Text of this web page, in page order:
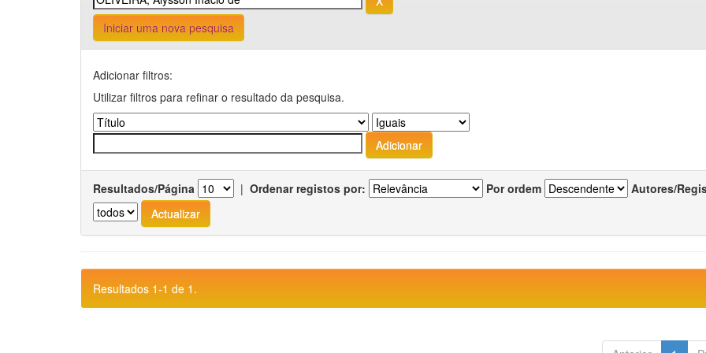
Iniciar uma nova pesquisa
Adicionar filtros:
Utilizar filtros para refinar o resultado da pesquisa.
Resultados/Página | Ordenar registos por: Por ordem Autores/
Resultados 1-1 de 1.